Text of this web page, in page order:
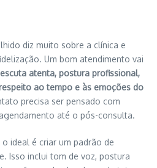
diz muito sobre a clínica e
Um bom atendimento vai
escuta atenta, postura profissional,
ao tempo e às emoções do
precisa ser pensado com
até o pós-consulta.
ideal é criar um padrão de
Isso inclui tom de voz, postura